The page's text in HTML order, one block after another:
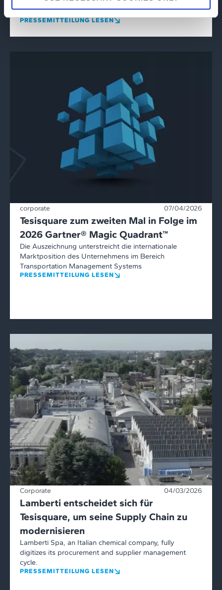
Umsatzplus in fünf Jahren.
PRESSEMITTEILUNG LESEN
corporate 07/04/2026
Tesisquare zum zweiten Mal in Folge im
2026 Gartner® Magic Quadrant™
Die Auszeichnung unterstreicht die internationale
Marktposition des Unternehmens im Bereich
Transportation Management Systems
PRESSEMITTEILUNG LESEN
Corporate 04/03/2026
Lamberti entscheidet sich für
Tesisquare, um seine Supply Chain zu
modernisieren
Lamberti Spa, an Italian chemical company, fully
digitizes its procurement and supplier management
cycle.
PRESSEMITTEILUNG LESEN